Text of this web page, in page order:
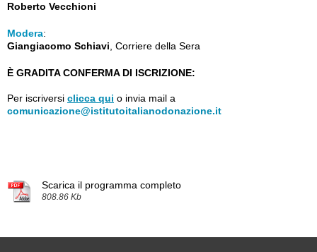
Roberto Vecchioni
Modera:
Giangiacomo Schiavi , Corriere della Sera
È GRADITA CONFERMA DI ISCRIZIONE:
Per iscriversi clicca qui o invia mail a
comunicazione@istitutoitalianodonazione.it
Scarica il programma completo
808.86 Kb